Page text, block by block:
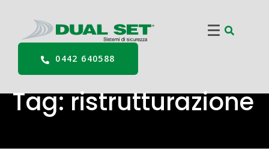
0442 640588
Tag:ristrutturazione